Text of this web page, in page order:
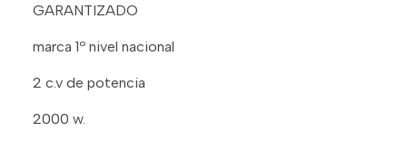
GARANTIZADO
marca 1º nivel nacional
2 c.v de potencia
2000 w.